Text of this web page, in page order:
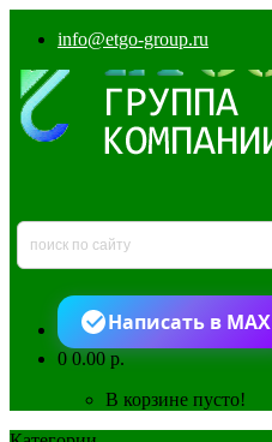
info@etgo-group.ru
Написать в MAX
00.00 р.
В корзине пусто!